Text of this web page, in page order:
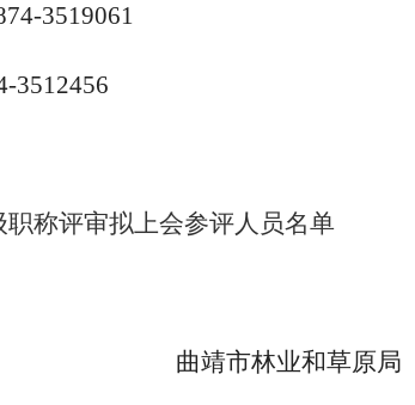
3519061
3512456
称评审拟上会参评人员名单
曲靖市林业和草原局